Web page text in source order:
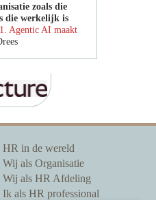
zoals die
die werkelijk is
Agentic AI maakt
HR in de wereld
Wij als Organisatie
Wij als HR Afdeling
Ik als HR professional